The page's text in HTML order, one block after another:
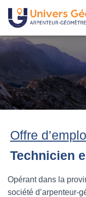
Offre
Technicien
Opérant dans la
société d’arpenteur-